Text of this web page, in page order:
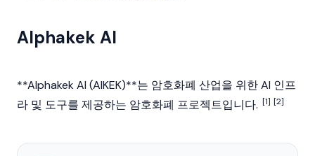
Alphakek AI
**Alphakek AI (AIKEK)**는 암호화폐 산업을 위한 AI 인프
라 및 도구를 제공하는 암호화폐 프로젝트입니다. [1] [2]